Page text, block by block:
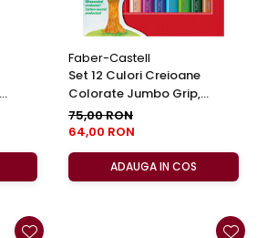
Faber-Castell
Set 12 Culori Creioane
Colorate Jumbo Grip,
Faber-Castell
75,00 RON
64,00 RON
ADAUGA IN COS